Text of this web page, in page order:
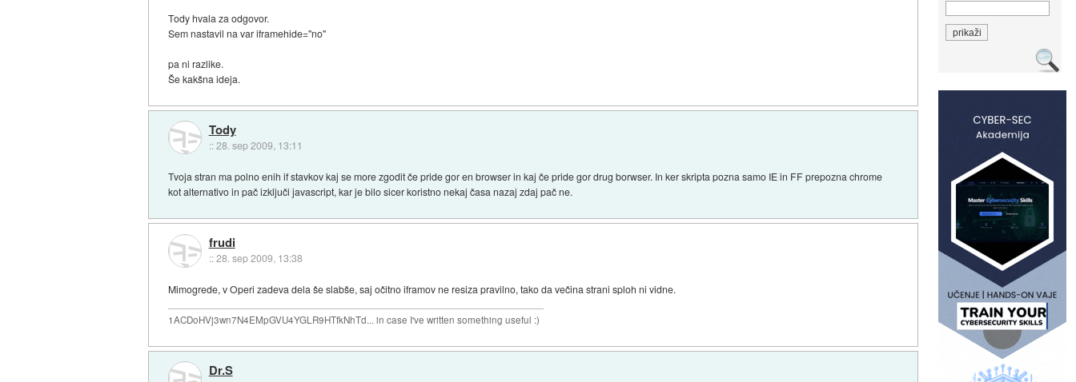
Tody hvala za odgovor.
Sem nastavil na var iframehide="no"
pa ni razlike.
Še kakšna ideja.
Tody
::28. sep 2009, 13:11
Tvoja stran ma polno enih if stavkov kaj se more zgodit če pride gor en browser in kaj če pride gor drug borwser. In ker skripta pozna samo IE in FF prepozna chrome
kot alternativo in pač izključi javascript, kar je bilo sicer koristno nekaj časa nazaj zdaj pač ne.
frudi
::28. sep 2009, 13:38
Mimogrede, v Operi zadeva dela še slabše, saj očitno iframov ne resiza pravilno, tako da večina strani sploh ni vidne.
1ACDoHVj3wn7N4EMpGVU4YGLR9HTfkNhTd... in case I've written something useful :)
Dr.S